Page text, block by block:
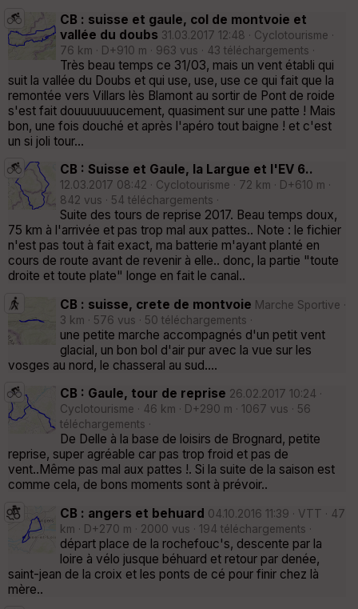
CB : suisse et gaule, col de montvoie et
vallée du doubs 31.03.2017 12:48 · Cyclotourisme ·
76 km · D+910 m · 963 vus · 43 téléchargements ·
Très beau temps ce 31/03, mais un vent établi qui
suit la vallée du Doubs et qui use, use, use ce qui fait que la
remontée vers Villars lès Blamont au sortir de Pont de roide
s'est fait douuuuuuucement, quasiment sur une patte ! Mais
bon, une fois douché et après l'apéro tout baigne ! et c'est
un si joli tour...
CB : Suisse et Gaule, la Largue et l'EV 6..
12.03.2017 08:42 · Cyclotourisme · 72 km · D+610 m ·
842 vus · 54 téléchargements ·
Suite des tours de reprise 2017. Beau temps doux,
75 km à l'arrivée et pas trop mal aux pattes.. Note : le fichier
n'est pas tout à fait exact, ma batterie m'ayant planté en
cours de route avant de revenir à elle.. donc, la partie "toute
droite et toute plate" longe en fait le canal..
CB : suisse, crete de montvoie Marche Sportive ·
3 km · 576 vus · 50 téléchargements ·
une petite marche accompagnés d'un petit vent
glacial, un bon bol d'air pur avec la vue sur les
vosges au nord, le chasseral au sud....
CB : Gaule, tour de reprise 26.02.2017 10:24 ·
Cyclotourisme · 46 km · D+290 m · 1067 vus · 56
téléchargements ·
De Delle à la base de loisirs de Brognard, petite
reprise, super agréable car pas trop froid et pas de
vent..Même pas mal aux pattes !. Si la suite de la saison est
comme cela, de bons moments sont à prévoir..
CB : angers et behuard 04.10.2016 11:39 · VTT · 47
km · D+270 m · 2000 vus · 194 téléchargements ·
départ place de la rochefouc's, descente par la
loire à vélo jusque béhuard et retour par denée,
saint-jean de la croix et les ponts de cé pour finir chez là
mère..